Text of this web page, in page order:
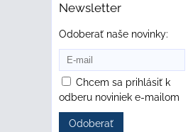
Newsletter
Odoberať naše novinky:
Chcem sa prihlásiť k
odberu noviniek e-mailom
Odoberať